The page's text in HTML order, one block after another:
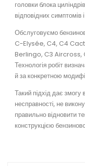
головки блока
відповідних симптомів
Обслуговуємо
C-Elysée, C4, C4
Berlingo, C3 Aircross,
Технологія робіт
й за конкретною
Такий підхід дає
несправності, не
правильно відновити
конструкцією